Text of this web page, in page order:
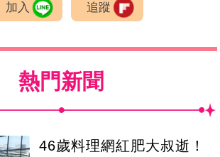
加入 追蹤
熱門新聞
46歲料理網紅肥大叔逝！